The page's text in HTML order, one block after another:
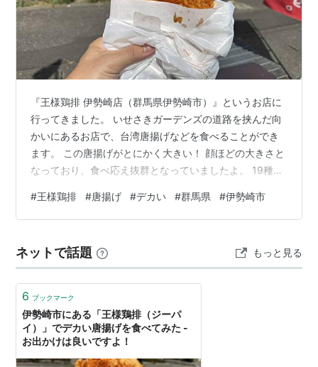
『王様鶏排 伊勢崎店（群馬県伊勢崎市）』というお店に
行ってきました。 いせさきガーデンズの道路を挟んだ向
かいにあるお店で、台湾唐揚げなどを食べることができ
ます。 この唐揚げがとにかく大きい！ 顔ほどの大きさと
なっており、食べ応え抜群となっていましたよ。 19種類
に仕上げているとのこと。 大きさだけではなく、味も人
気の理由のひとつではないでしょうか。 今回は、そんな
た雰囲気を写真付きで紹介するので、よければ参考にし
てみてください。 【スポンサーリンク】 王様鶏排（ジー
#王様鶏排 #唐揚げ #デカい #群馬県 #伊勢崎市
ネットで話題 もっと見る
6 ブックマーク
伊勢崎市にある「王様鶏排（ジーパ
イ）」でデカい唐揚げを食べてみた -
お出かけは良いですよ！